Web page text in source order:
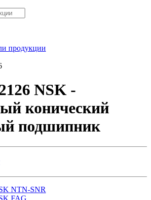
продукции
NSK -
конический
подшипник
NTN-SNR